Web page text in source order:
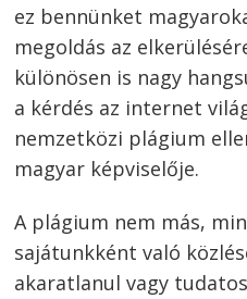
ez bennünket
megoldás az
különösen is nagy
a kérdés az internet
nemzetközi plágium
magyar képviselője.
A plágium nem más,
sajátunkként való
akaratlanul vagy